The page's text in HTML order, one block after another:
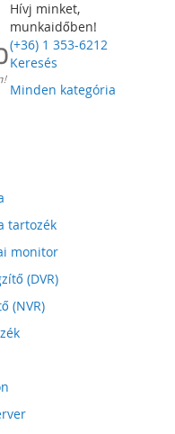
Hívj minket,
munkaidőben!
(+36) 1 353-6212
Keresés
Minden kategória
tartozék
monitor
(DVR)
(NVR)